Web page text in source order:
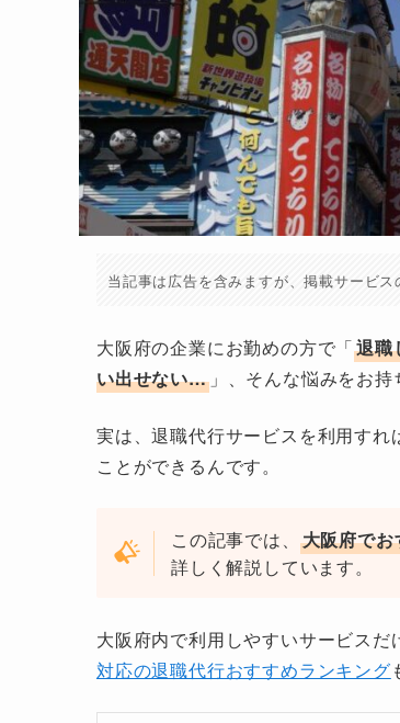
当記事は広告を含みますが、掲載サービ
大阪府の企業にお勤めの方で「退職
い出せない…」、そんな悩みをお持
実は、退職代行サービスを利用す
ことができるんです。
この記事では、 大阪府で
詳しく解説しています。
大阪府内で利用しやすいサービスだ
対応の退職代行おすすめランキング